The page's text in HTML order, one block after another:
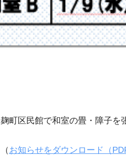
麹町区民館で和室の畳・障子を
（お知らせをダウンロード（